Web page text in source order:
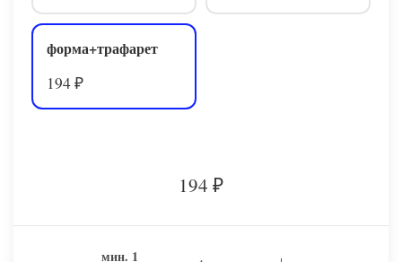
форма+трафарет
194 ₽
194 ₽
мин. 1